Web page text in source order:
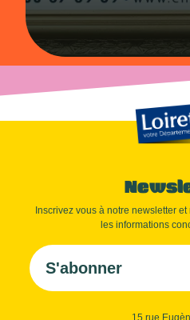
Inscrivez vous à notre newsletter
les informations
S'abonner
15 rue